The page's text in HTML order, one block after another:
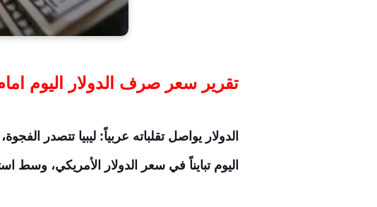
تقرير سعر صرف الدولار اليوم
اليوم تبايناً في سعر الدولار الأمريكي، وسط